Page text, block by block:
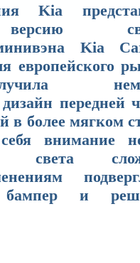
Kia
Kia
европейского
передней
в более мягком
внимание
света
и